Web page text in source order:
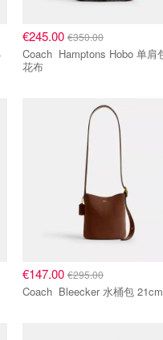
€245.00 €350.00
Coach Hamptons Hobo 单肩包 提
花布
€147.00 €295.00
Coach Bleecker 水桶包 21cm